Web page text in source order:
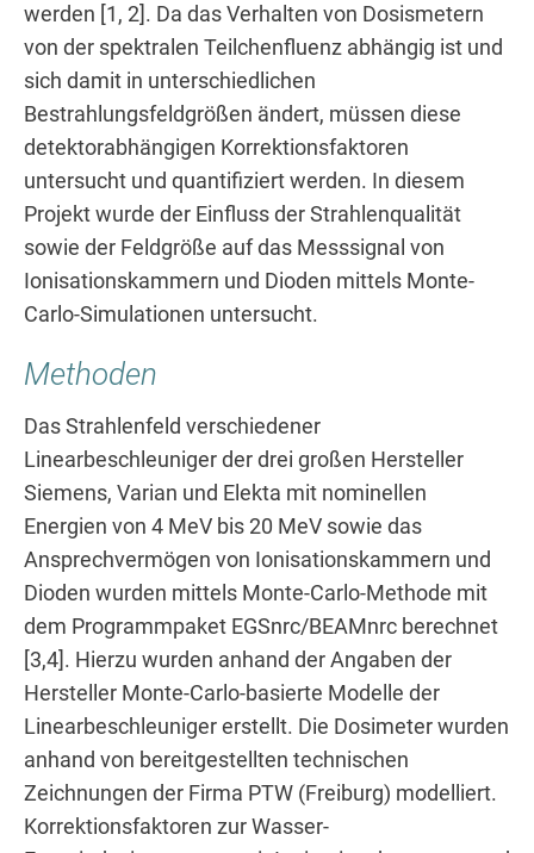
werden [1, 2]. Da das Verhalten von Dosismetern
von der spektralen Teilchenfluenz abhängig ist und
sich damit in unterschiedlichen
Bestrahlungsfeldgrößen ändert, müssen diese
detektorabhängigen Korrektionsfaktoren
untersucht und quantifiziert werden. In diesem
Projekt wurde der Einfluss der Strahlenqualität
sowie der Feldgröße auf das Messsignal von
Ionisationskammern und Dioden mittels Monte-
Carlo-Simulationen untersucht.
Methoden
Das Strahlenfeld verschiedener
Linearbeschleuniger der drei großen Hersteller
Siemens, Varian und Elekta mit nominellen
Energien von 4 MeV bis 20 MeV sowie das
Ansprechvermögen von Ionisationskammern und
Dioden wurden mittels Monte-Carlo-Methode mit
dem Programmpaket EGSnrc/BEAMnrc berechnet
[3,4]. Hierzu wurden anhand der Angaben der
Hersteller Monte-Carlo-basierte Modelle der
Linearbeschleuniger erstellt. Die Dosimeter wurden
anhand von bereitgestellten technischen
Zeichnungen der Firma PTW (Freiburg) modelliert.
Korrektionsfaktoren zur Wasser-